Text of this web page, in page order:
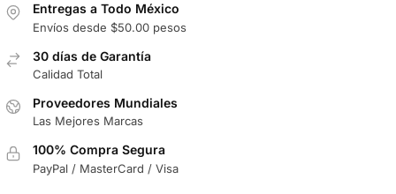
Entregas a Todo México
Envíos desde $50.00 pesos
30 días de Garantía
Calidad Total
Proveedores Mundiales
Las Mejores Marcas
100% Compra Segura
PayPal / MasterCard / Visa